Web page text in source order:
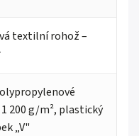
textilní rohož –
200 g/m², plastický
„V"